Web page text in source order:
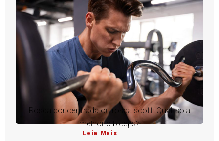
Rosca concentrada ou rosca scott: Qual isola
melhor o bíceps?
Leia Mais